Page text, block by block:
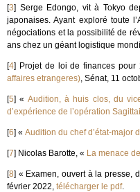
[3] Serge Edongo, vit à Tokyo
japonaises. Ayant exploré toute
négociations et la possibilité de
ans chez un géant logistique
[4] Projet de loi de finances
affaires etrangeres), Sénat, 11
[5]«Audition, à huis clos, du
d’expérience de l’opération
[6] « Audition du chef d’état-major
[7] Nicolas Barotte, « La menace
[8] « Examen, ouvert à la presse,
février 2022, télécharger le pdf.